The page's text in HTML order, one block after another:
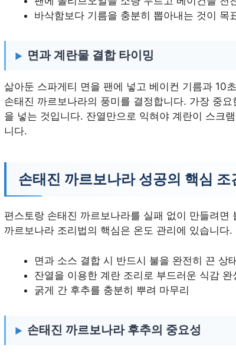
바삭함보다 기름을 충분히 뽑아내는 것이 목
면과 계란물 결합 타이밍
삶아둔 스파게티 면을 팬에 넣고 베이컨 기름과 10
손태진 까르보나라의 풍미를 결정합니다. 가장 중
을 넣는 것입니다. 잔열만으로 익혀야 계란이 스크
니다.
손태진 까르보나라 성공의 핵심 조
편스토랑 손태진 까르보나라를 실패 없이 만들려
까르보나라 조리법의 핵심은 온도 관리에 있습니다.
면과 소스 결합 시 반드시 불을 완전히 끈 상
잔열을 이용한 계란 조리로 부드러운 식감 완
굵게 간 후추를 충분히 뿌려 마무리
손태진 까르보나라 후추의 중요성